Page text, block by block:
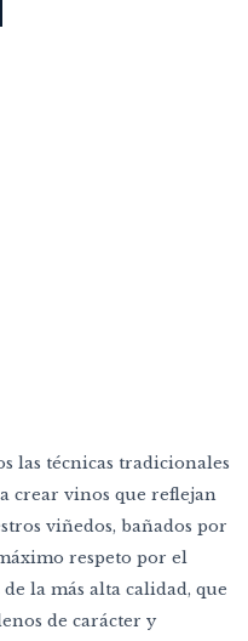
las técnicas tradicionales
crear vinos que reflejan
viñedos, bañados por
respeto por el
la más alta calidad, que
de carácter y